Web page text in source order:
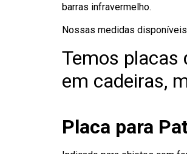
barras infravermelho.
Nossas medidas
Temos placas
em cadeiras,
Placa para